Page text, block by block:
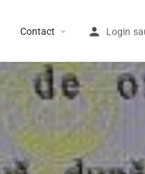
Contact Login